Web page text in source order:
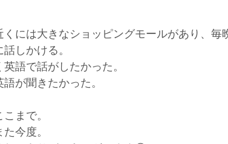
くには大きなショッピングモールがあり、
しかける。
英語で話がしたかった。
が聞きたかった。
まで。
今度。